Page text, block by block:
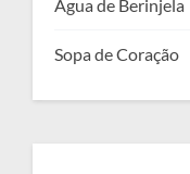
Água de Berinjela
Sopa de Coração